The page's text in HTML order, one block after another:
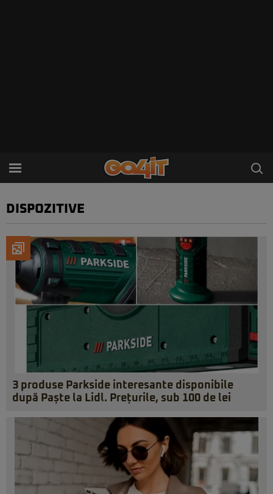
DISPOZITIVE
3 produse Parkside interesante disponibile
după Paște la Lidl. Prețurile, sub 100 de lei